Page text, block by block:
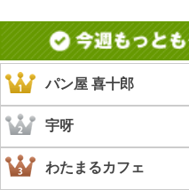
パン屋 喜十郎
宇呀
わたまるカフェ